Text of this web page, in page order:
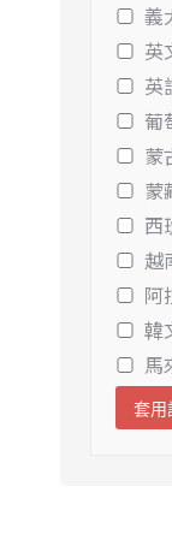
義
英
英
葡
蒙
蒙
西
越
阿
韓
馬
套用